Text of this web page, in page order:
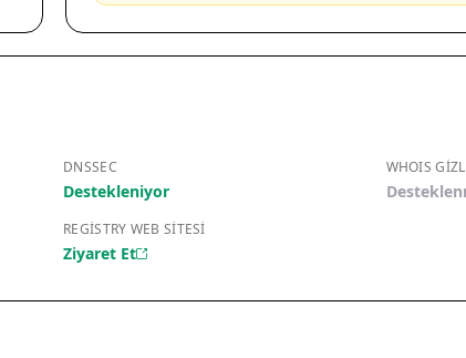
DNSSEC
Destekleniyor
WHOIS
REGISTRY WEB SITESI
Ziyaret Et